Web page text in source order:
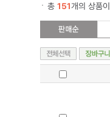
총 151개의 상품